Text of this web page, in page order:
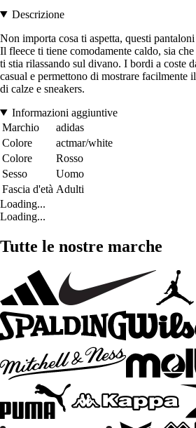
Descrizione
Non importa cosa ti aspetta, questi
Il fleece ti tiene comodamente caldo, sia
ti stia rilassando sul divano. I bordi a coste
casual e permettono di mostrare facilmente
di calze e sneakers.
Informazioni aggiuntive
Marchio
adidas
Colore
actmar/white
Colore
Rosso
Sesso
Uomo
Fascia d'età Adulti
Loading...
Loading...
Tutte le nostre marche